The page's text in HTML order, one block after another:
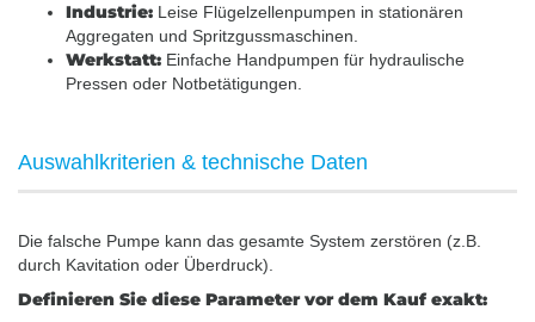
Industrie: Leise Flügelzellenpumpen in stationären
Aggregaten und Spritzgussmaschinen.
Werkstatt: Einfache Handpumpen für hydraulische
Pressen oder Notbetätigungen.
Auswahlkriterien & technische Daten
Die falsche Pumpe kann das gesamte System zerstören (z.B.
durch Kavitation oder Überdruck).
Definieren Sie diese Parameter vor dem Kauf exakt: